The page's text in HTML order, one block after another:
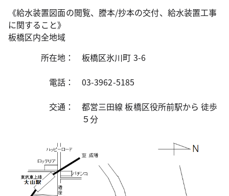
《給水装置図面の閲覧、謄本/抄本の交付、給水装置工事
に関すること》
板橋区内全地域
所在地：
板橋区氷川町 3-6
電話：
03-3962-5185
交通：
都営三田線 板橋区役所前駅から 徒歩
５分